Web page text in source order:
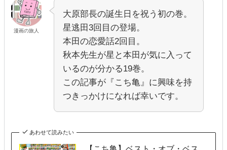
漫画の旅人
大原部長の誕生日を祝う初の巻。
星逃田3回目の登場。
本田の恋愛話2回目。
秋本先生が星と本田が気に入って
いるのが分かる19巻。
この記事が『こち亀』に興味を持
つきっかけになれば幸いです。
あわせて読みたい